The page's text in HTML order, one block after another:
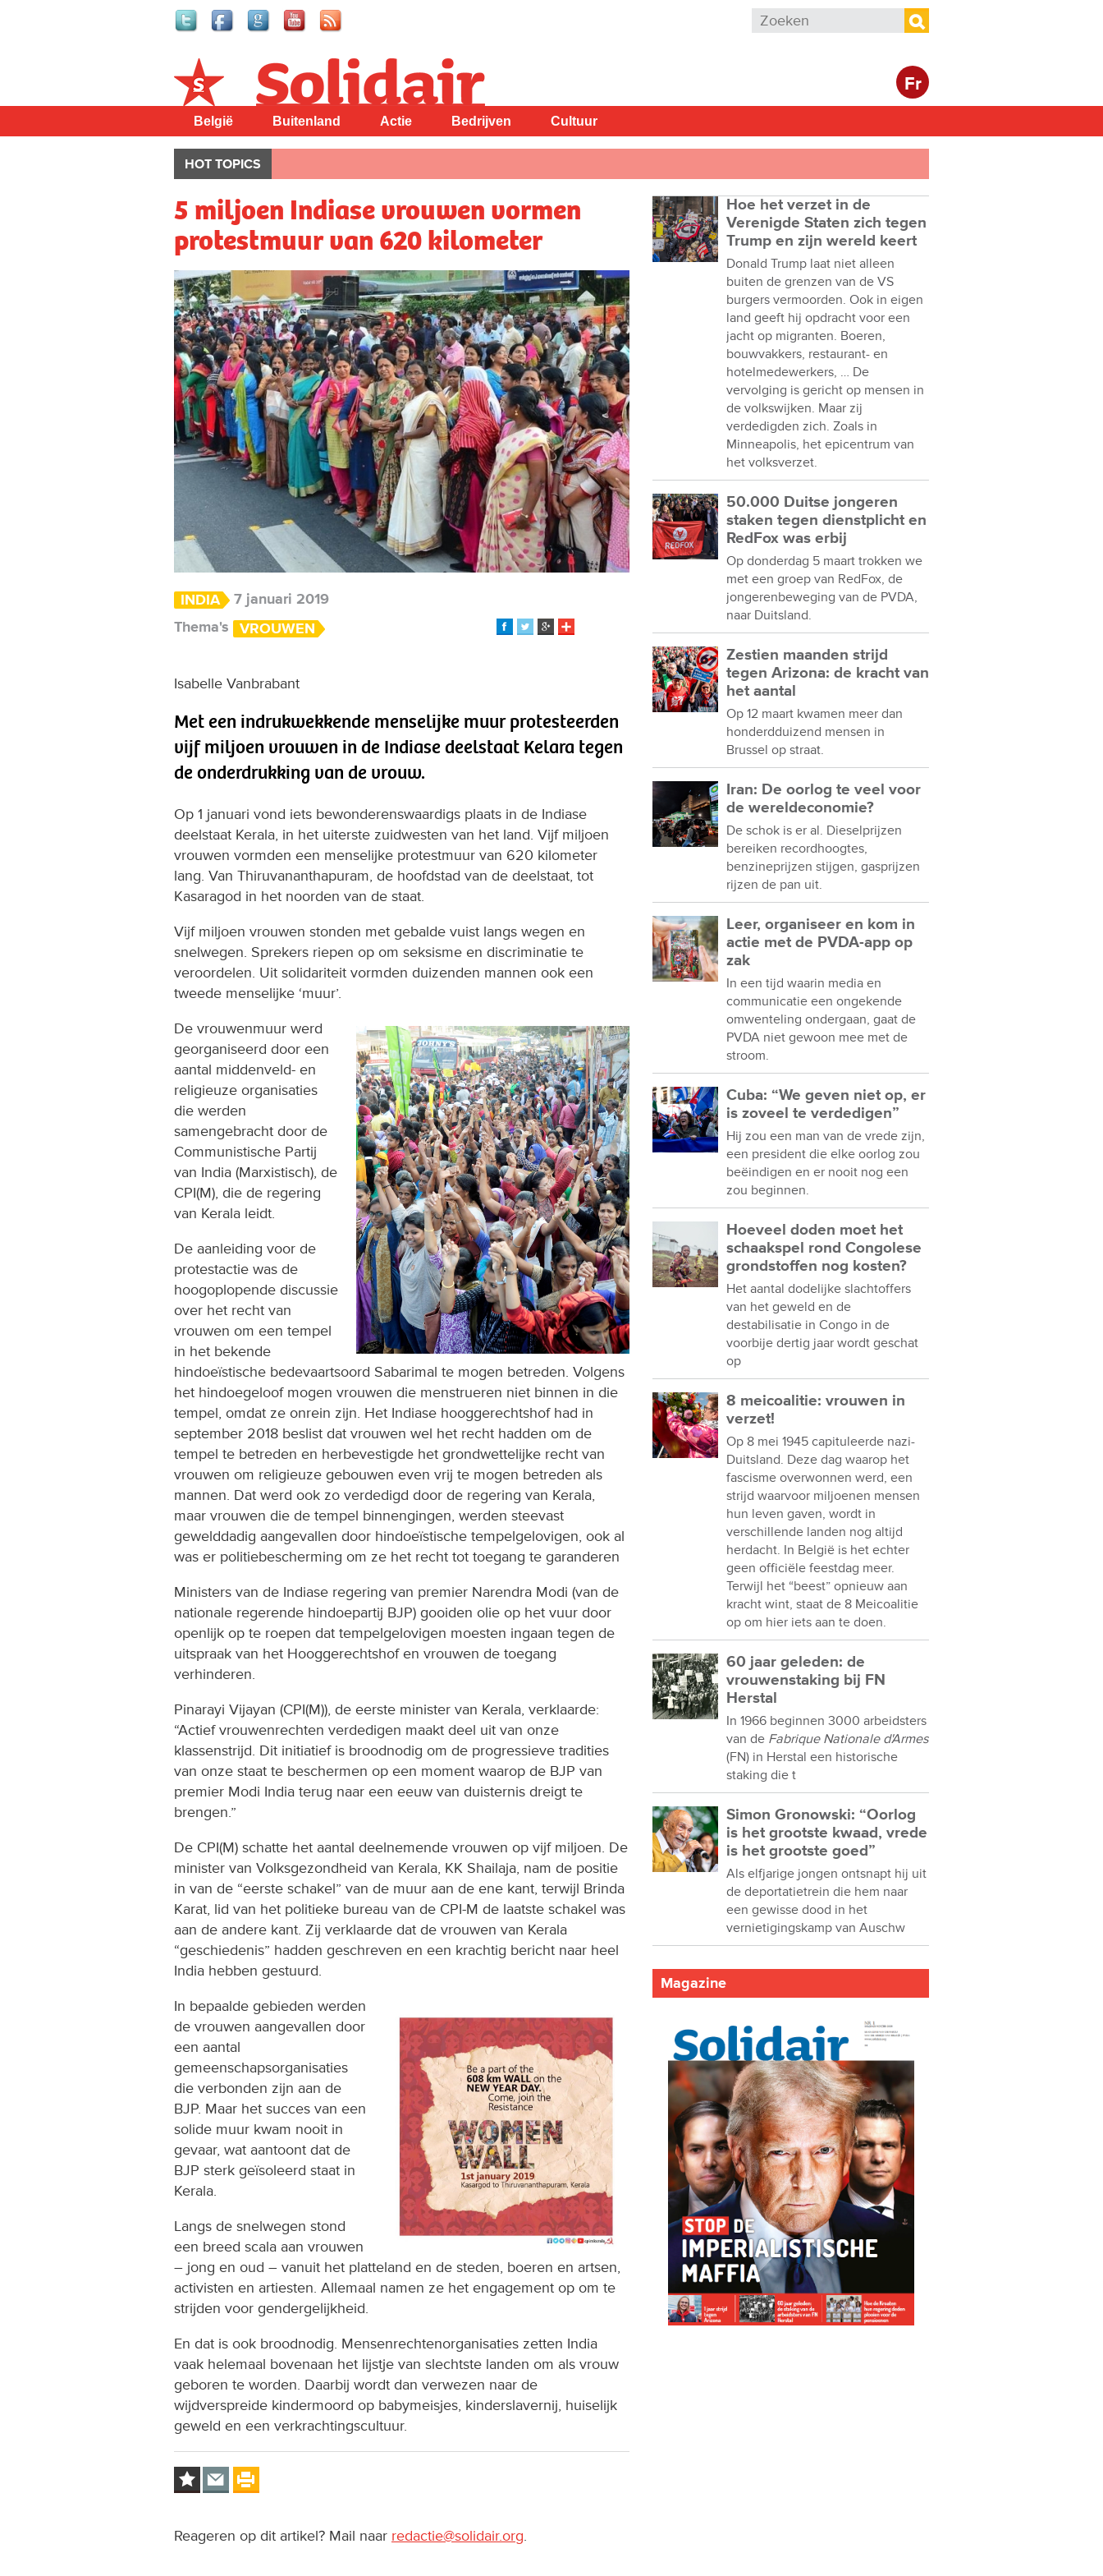
Zoekveld
Zoeken
Fr
Solidair
België Buitenland Actie Bedrijven Cultuur
HOT TOPICS
5 miljoen Indiase vrouwen vormen
protestmuur van 620 kilometer
INDIA
7 januari 2019
Thema's
VROUWEN
Isabelle Vanbrabant
Met een indrukwekkende menselijke muur protesteerden
vijf miljoen vrouwen in de Indiase deelstaat Kelara tegen
de onderdrukking van de vrouw.
Op 1 januari vond iets bewonderenswaardigs plaats in de Indiase
deelstaat Kerala, in het uiterste zuidwesten van het land. Vijf miljoen
vrouwen vormden een menselijke protestmuur van 620 kilometer
lang. Van Thiruvananthapuram, de hoofdstad van de deelstaat, tot
Kasaragod in het noorden van de staat.
Vijf miljoen vrouwen stonden met gebalde vuist langs wegen en
snelwegen. Sprekers riepen op om seksisme en discriminatie te
veroordelen. Uit solidariteit vormden duizenden mannen ook een
tweede menselijke ‘muur’.
De vrouwenmuur werd
georganiseerd door een
aantal middenveld- en
religieuze organisaties
die werden
samengebracht door de
Communistische Partij
van India (Marxistisch), de
CPI(M), die de regering
van Kerala leidt.
De aanleiding voor de
protestactie was de
hoogoplopende discussie
over het recht van
vrouwen om een tempel
in het bekende
hindoeïstische bedevaartsoord Sabarimal te mogen betreden. Volgens
het hindoegeloof mogen vrouwen die menstrueren niet binnen in die
tempel, omdat ze onrein zijn. Het Indiase hooggerechtshof had in
september 2018 beslist dat vrouwen wel het recht hadden om de
tempel te betreden en herbevestigde het grondwettelijke recht van
vrouwen om religieuze gebouwen even vrij te mogen betreden als
mannen. Dat werd ook zo verdedigd door de regering van Kerala,
maar vrouwen die de tempel binnengingen, werden steevast
gewelddadig aangevallen door hindoeïstische tempelgelovigen, ook al
was er politiebescherming om ze het recht tot toegang te garanderen
Ministers van de Indiase regering van premier Narendra Modi (van de
nationale regerende hindoepartij BJP) gooiden olie op het vuur door
openlijk op te roepen dat tempelgelovigen moesten ingaan tegen de
uitspraak van het Hooggerechtshof en vrouwen de toegang
verhinderen.
Pinarayi Vijayan (CPI(M)), de eerste minister van Kerala, verklaarde:
“Actief vrouwenrechten verdedigen maakt deel uit van onze
klassenstrijd. Dit initiatief is broodnodig om de progressieve tradities
van onze staat te beschermen op een moment waarop de BJP van
premier Modi India terug naar een eeuw van duisternis dreigt te
brengen.”
De CPI(M) schatte het aantal deelnemende vrouwen op vijf miljoen. De
minister van Volksgezondheid van Kerala, KK Shailaja, nam de positie
in van de “eerste schakel” van de muur aan de ene kant, terwijl Brinda
Karat, lid van het politieke bureau van de CPI-M de laatste schakel was
aan de andere kant. Zij verklaarde dat de vrouwen van Kerala
“geschiedenis” hadden geschreven en een krachtig bericht naar heel
India hebben gestuurd.
In bepaalde gebieden werden
de vrouwen aangevallen door
een aantal
gemeenschapsorganisaties
die verbonden zijn aan de
BJP. Maar het succes van een
solide muur kwam nooit in
gevaar, wat aantoont dat de
BJP sterk geïsoleerd staat in
Kerala.
Langs de snelwegen stond
een breed scala aan vrouwen
– jong en oud – vanuit het platteland en de steden, boeren en artsen,
activisten en artiesten. Allemaal namen ze het engagement op om te
strijden voor gendergelijkheid.
En dat is ook broodnodig. Mensenrechtenorganisaties zetten India
vaak helemaal bovenaan het lijstje van slechtste landen om als vrouw
geboren te worden. Daarbij wordt dan verwezen naar de
wijdverspreide kindermoord op babymeisjes, kinderslavernij, huiselijk
geweld en een verkrachtingscultuur.
Reageren op dit artikel? Mail naar redactie@solidair.org.
Hoe het verzet in de
Verenigde Staten zich tegen
Trump en zijn wereld keert
Donald Trump laat niet alleen
buiten de grenzen van de VS
burgers vermoorden. Ook in eigen
land geeft hij opdracht voor een
jacht op migranten. Boeren,
bouwvakkers, restaurant- en
hotelmedewerkers, … De
vervolging is gericht op mensen in
de volkswijken. Maar zij
verdedigden zich. Zoals in
Minneapolis, het epicentrum van
het volksverzet.
50.000 Duitse jongeren
staken tegen dienstplicht en
RedFox was erbij
Op donderdag 5 maart trokken we
met een groep van RedFox, de
jongerenbeweging van de PVDA,
naar Duitsland.
Zestien maanden strijd
tegen Arizona: de kracht van
het aantal
Op 12 maart kwamen meer dan
honderdduizend mensen in
Brussel op straat.
Iran: De oorlog te veel voor
de wereldeconomie?
De schok is er al. Dieselprijzen
bereiken recordhoogtes,
benzineprijzen stijgen, gasprijzen
rijzen de pan uit.
Leer, organiseer en kom in
actie met de PVDA-app op
zak
In een tijd waarin media en
communicatie een ongekende
omwenteling ondergaan, gaat de
PVDA niet gewoon mee met de
stroom.
Cuba: “We geven niet op, er
is zoveel te verdedigen”
Hij zou een man van de vrede zijn,
een president die elke oorlog zou
beëindigen en er nooit nog een
zou beginnen.
Hoeveel doden moet het
schaakspel rond Congolese
grondstoffen nog kosten?
Het aantal dodelijke slachtoffers
van het geweld en de
destabilisatie in Congo in de
voorbije dertig jaar wordt geschat
op
8 meicoalitie: vrouwen in
verzet!
Op 8 mei 1945 capituleerde nazi-
Duitsland. Deze dag waarop het
fascisme overwonnen werd, een
strijd waarvoor miljoenen mensen
hun leven gaven, wordt in
verschillende landen nog altijd
herdacht. In België is het echter
geen officiële feestdag meer.
Terwijl het “beest” opnieuw aan
kracht wint, staat de 8 Meicoalitie
op om hier iets aan te doen.
60 jaar geleden: de
vrouwenstaking bij FN
Herstal
In 1966 beginnen 3000 arbeidsters
van de Fabrique Nationale d'Armes
(FN) in Herstal een historische
staking die t
Simon Gronowski: “Oorlog
is het grootste kwaad, vrede
is het grootste goed”
Als elfjarige jongen ontsnapt hij uit
de deportatietrein die hem naar
een gewisse dood in het
vernietigingskamp van Auschw
Magazine